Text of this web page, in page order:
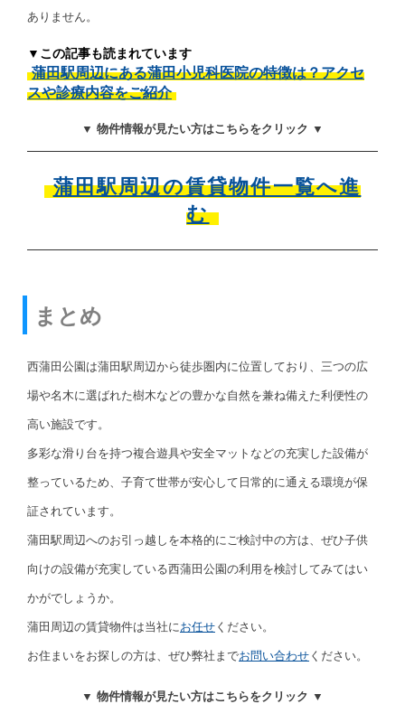
ありません。
▼この記事も読まれています
蒲田駅周辺にある蒲田小児科医院の特徴は？アクセ
スや診療内容をご紹介
▼ 物件情報が見たい方はこちらをクリック ▼
蒲田駅周辺の賃貸物件一覧へ進
む
まとめ
西蒲田公園は蒲田駅周辺から徒歩圏内に位置しており、三つの広
場や名木に選ばれた樹木などの豊かな自然を兼ね備えた利便性の
高い施設です。
多彩な滑り台を持つ複合遊具や安全マットなどの充実した設備が
整っているため、子育て世帯が安心して日常的に通える環境が保
証されています。
蒲田駅周辺へのお引っ越しを本格的にご検討中の方は、ぜひ子供
向けの設備が充実している西蒲田公園の利用を検討してみてはい
かがでしょうか。
蒲田周辺の賃貸物件は当社に お任せ ください。
お住まいをお探しの方は、ぜひ弊社までお問い合わせ ください。
▼ 物件情報が見たい方はこちらをクリック ▼